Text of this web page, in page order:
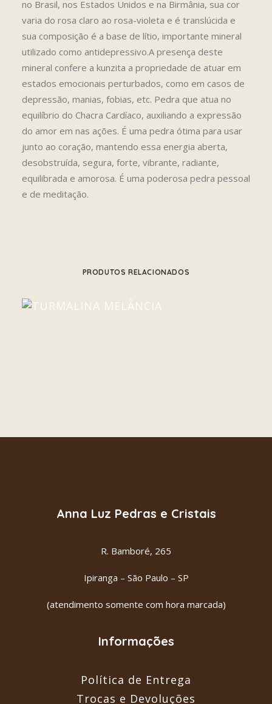
no Brasil, nos Estados Unidos e na Birmânia, sua cor
varia do rosa claro ao rosa-violeta e é translúcida e
sua composição é a base de lítio, importante mineral
utilizado como antidepressivo.A presença deste
mineral confere a kunzita a propriedade de atuar em
estados emocionais perturbados, como em casos de
depressão, manias, fobias, etc. Pedra que atua no
equilíbrio do Chacra Cardíaco, auxiliando a expressão
do amor em nas ações. É uma pedra ótima para usar
junto ao coração, mantendo essa energia aberta,
desobstruída, segura, forte, vibrante, radiante,
equilibrada e amorosa. É uma poderosa pedra pessoal
e de meditação.
PRODUTOS RELACIONADOS
Anna Luz Pedras e Cristais
R. Bamboré, 265
Ipiranga – São Paulo – SP
(atendimento somente com hora marcada)
Informações
Política de Entrega
Trocas e Devoluções